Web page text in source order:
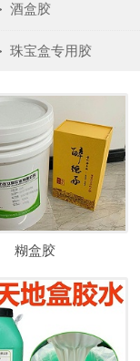
酒盒胶
珠宝盒专用胶
糊盒胶